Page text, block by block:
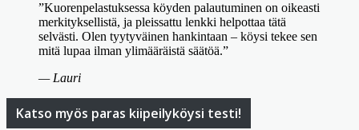
”Kuorenpelastuksessa köyden palautuminen on oikeasti
merkityksellistä, ja pleissattu lenkki helpottaa tätä
selvästi. Olen tyytyväinen hankintaan – köysi tekee sen
mitä lupaa ilman ylimääräistä säätöä.”
— Lauri
Katso myös paras kiipeilyköysi testi!